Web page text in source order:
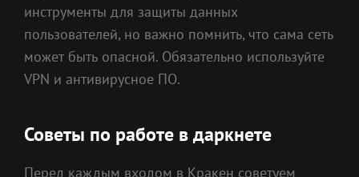
инструменты для защиты данных
пользователей, но важно помнить, что сама сеть
может быть опасной. Обязательно используйте
VPN и антивирусное ПО.
Советы по работе в даркнете
Перед каждым входом в Кракен советуем